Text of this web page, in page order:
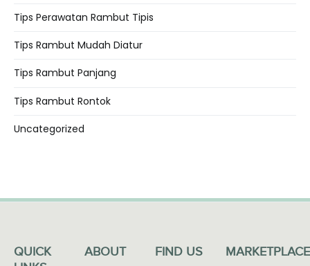
Tips Perawatan Rambut Tipis
Tips Rambut Mudah Diatur
Tips Rambut Panjang
Tips Rambut Rontok
Uncategorized
QUICK
ABOUT FIND US MARKETPLACE